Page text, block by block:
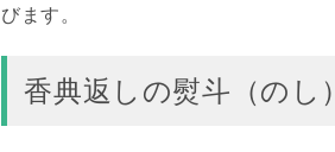
びます。
香典返しの熨斗（のし